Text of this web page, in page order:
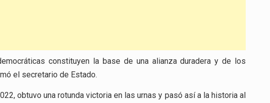
constituyen la base de una alianza duradera y de los
el secretario de Estado.
obtuvo una rotunda victoria en las urnas y pasó así a la historia al